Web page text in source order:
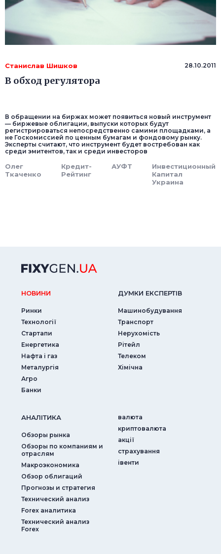
Станислав Шишков 28.10.2011
В обход регулятора
В обращении на биржах может появиться новый инструмент
— биржевые облигации, выпуски которых будут
регистрироваться непосредственно самими площадками, а
не Госкомиссией по ценным бумагам и фондовому рынку.
Эксперты считают, что инструмент будет востребован как
среди эмитентов, так и среди инвесторов
Олег
Ткаченко
Кредит-
Рейтинг
АУФТ
Инвестиционный
Капитал
Украина
НОВИНИ
Ринки
Технології
Стартапи
Енергетика
Нафта і газ
Металургія
Агро
Банки
ДУМКИ ЕКСПЕРТIВ
Машинобудування
Транспорт
Нерухомість
Рітейл
Телеком
Хімічна
АНАЛIТИКА
Обзоры рынка
Обзоры по компаниям и
отраслям
Макроэкономика
Обзор облигаций
Прогнозы и стратегия
Технический анализ
Forex аналитика
Технический анализ
Forex
валюта
криптовалюта
акції
страхування
iвенти